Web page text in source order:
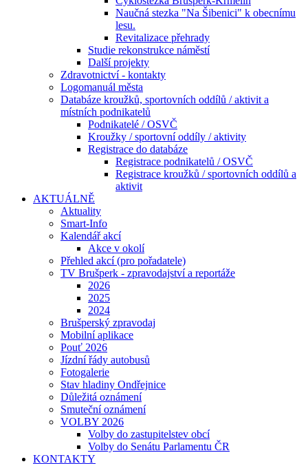
Naučná stezka "Na Šibenici" k obecnímu
lesu.
Revitalizace přehrady
Studie rekonstrukce náměstí
Další projekty
Zdravotnictví - kontakty
Logomanuál města
Databáze kroužků, sportovních oddílů / aktivit a
místních podnikatelů
Podnikatelé / OSVČ
Kroužky / sportovní oddíly / aktivity
Registrace do databáze
Registrace podnikatelů / OSVČ
Registrace kroužků / sportovních oddílů a
aktivit
AKTUÁLNĚ
Aktuality
Smart-Info
Kalendář akcí
Akce v okolí
Přehled akcí (pro pořadatele)
TV Brušperk - zpravodajství a reportáže
2026
2025
2024
Brušperský zpravodaj
Mobilní aplikace
Pouť 2026
Jízdní řády autobusů
Fotogalerie
Stav hladiny Ondřejnice
Důležitá oznámení
Smuteční oznámení
VOLBY 2026
Volby do zastupitelstev obcí
Volby do Senátu Parlamentu ČR
KONTAKTY